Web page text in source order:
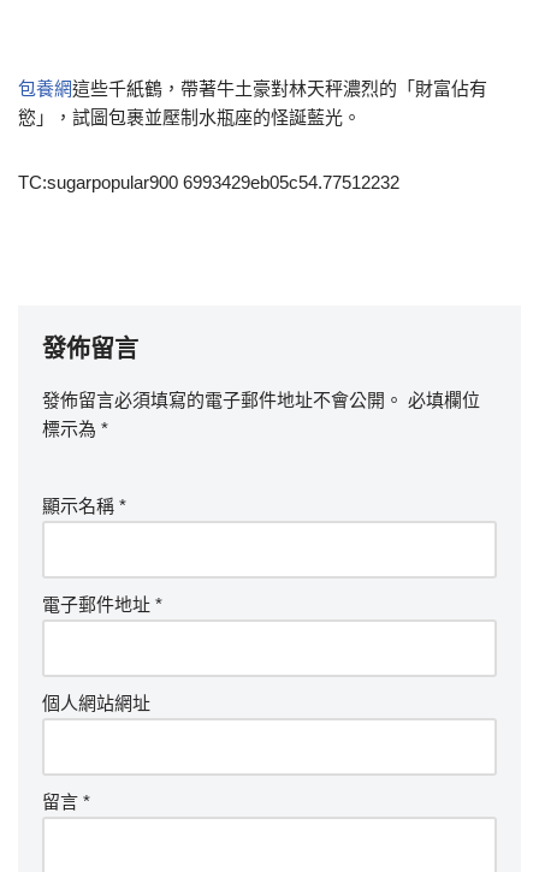
包養網這些千紙鶴，帶著牛土豪對林天秤濃烈的「財富佔有
慾」，試圖包裹並壓制水瓶座的怪誕藍光。
TC:sugarpopular900 6993429eb05c54.77512232
發佈留言
發佈留言必須填寫的電子郵件地址不會公開。 必填欄位
標示為 *
顯示名稱 *
電子郵件地址 *
個人網站網址
留言 *